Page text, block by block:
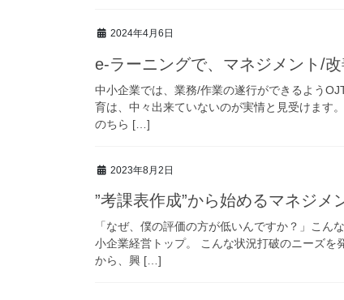
2024年4月6日
e-ラーニングで、マネジメント/
中小企業では、業務/作業の遂行ができるよう
育は、中々出来ていないのが実情と見受けます
のちら […]
2023年8月2日
”考課表作成”から始めるマネジ
「なぜ、僕の評価の方が低いんですか？」こ
小企業経営トップ。 こんな状況打破のニーズを
から、興 […]